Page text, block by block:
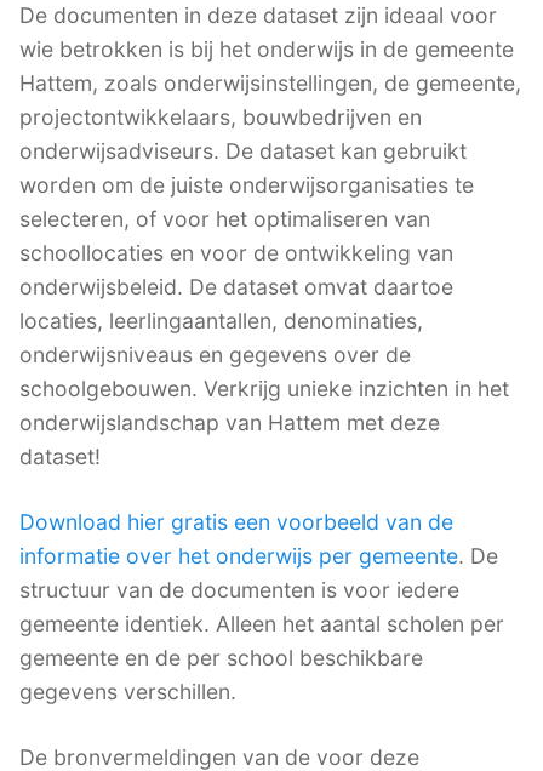
De documenten in deze dataset zijn ideaal voor
wie betrokken is bij het onderwijs in de gemeente
Hattem, zoals onderwijsinstellingen, de gemeente,
projectontwikkelaars, bouwbedrijven en
onderwijsadviseurs. De dataset kan gebruikt
worden om de juiste onderwijsorganisaties te
selecteren, of voor het optimaliseren van
schoollocaties en voor de ontwikkeling van
onderwijsbeleid. De dataset omvat daartoe
locaties, leerlingaantallen, denominaties,
onderwijsniveaus en gegevens over de
schoolgebouwen. Verkrijg unieke inzichten in het
onderwijslandschap van Hattem met deze
dataset!
Download hier gratis een voorbeeld van de
informatie over het onderwijs per gemeente. De
structuur van de documenten is voor iedere
gemeente identiek. Alleen het aantal scholen per
gemeente en de per school beschikbare
gegevens verschillen.
De bronvermeldingen van de voor deze